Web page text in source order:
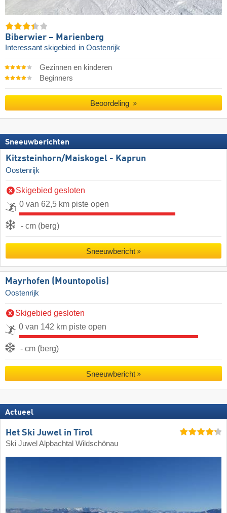
Biberwier – Marienberg
Interessant skigebied in Oostenrijk
Gezinnen en kinderen
Beginners
Beoordeling
Sneeuwberichten
Kitzsteinhorn/​Maiskogel - Kaprun
Oostenrijk
Skigebied gesloten
0 van 62,5 km piste open
- cm (berg)
Sneeuwbericht
Mayrhofen (Mountopolis)
Oostenrijk
Skigebied gesloten
0 van 142 km piste open
- cm (berg)
Sneeuwbericht
Actueel
Het Ski Juwel in Tirol
Ski Juwel Alpbachtal Wildschönau